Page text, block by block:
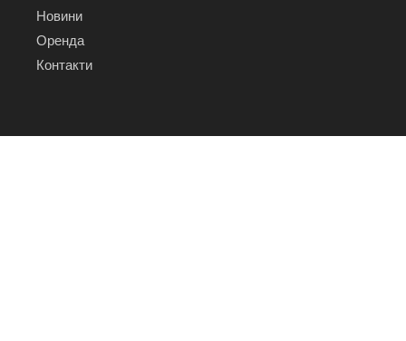
Новини
Оренда
Контакти